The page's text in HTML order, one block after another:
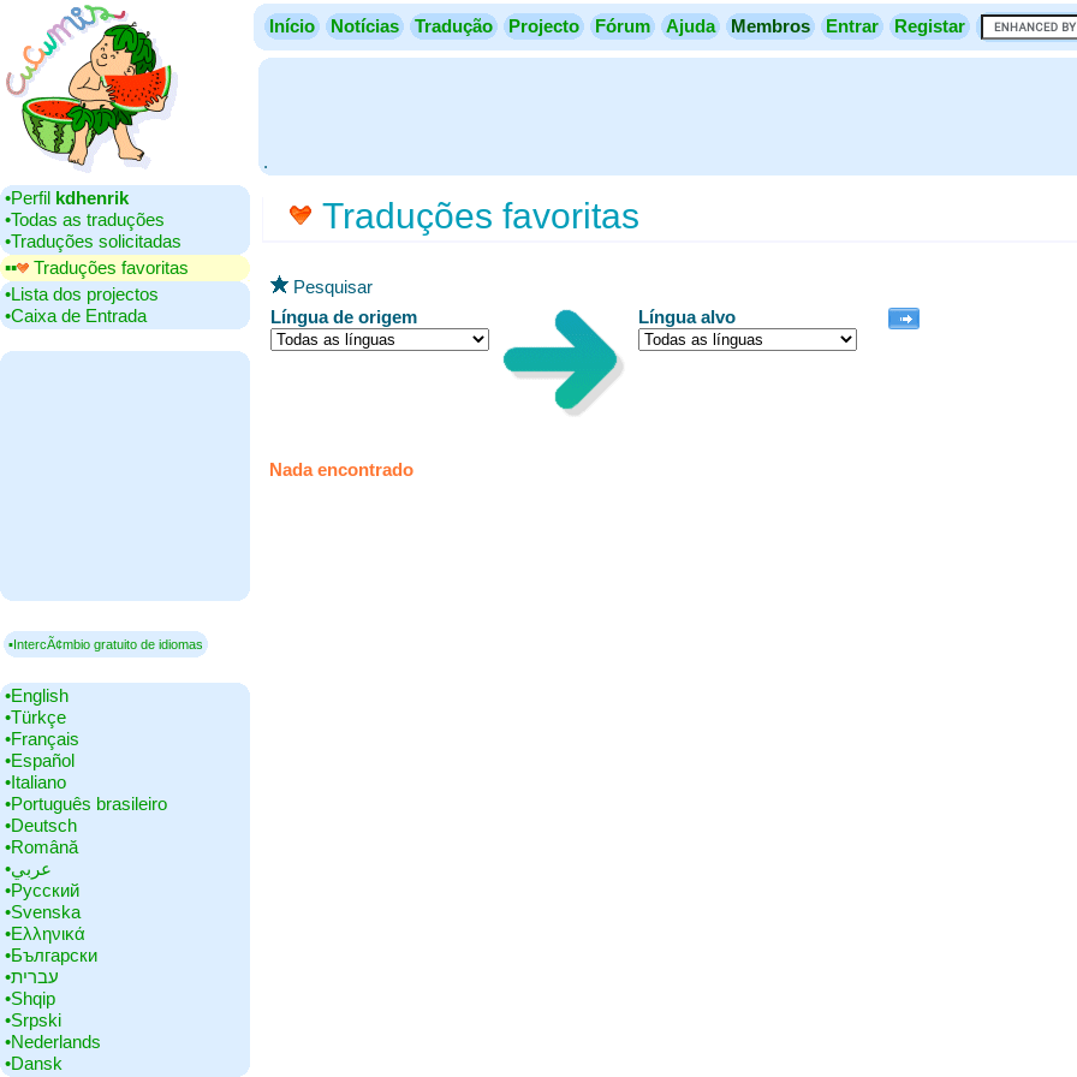
Início Notícias Tradução Projecto Fórum Ajuda Membros Entrar Registar
.
•‎Perfil kdhenrik
•‎Todas as traduções
•‎Traduções solicitadas
▪▪‎
Traduções favoritas
•‎Lista dos projectos
•‎Caixa de Entrada
▪IntercÃ¢mbio gratuito de idiomas
•‎English
•‎Türkçe
•‎Français
•‎Español
•‎Italiano
•‎Português brasileiro
•‎Deutsch
•‎Română
•‎عربي
•‎Русский
•‎Svenska
•‎Ελληνικά
•‎Български
•‎עברית
•‎Shqip
•‎Srpski
•‎Nederlands
•‎Dansk
Traduções favoritas
Pesquisar
Língua de origem
Língua alvo
Nada encontrado